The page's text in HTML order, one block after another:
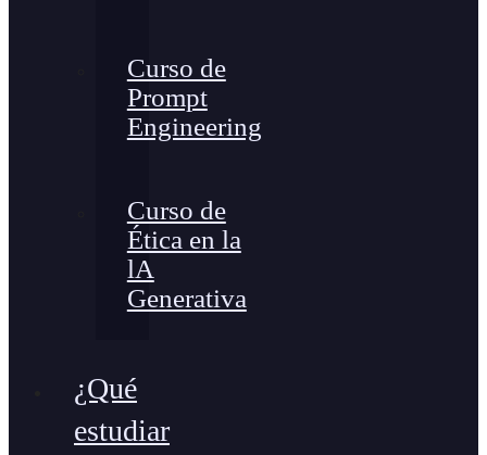
Curso de
Prompt
Engineering
Curso de
Ética en la
lA
Generativa
¿Qué
estudiar